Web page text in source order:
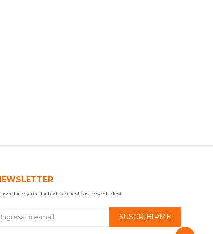
y recibí todas nuestras novedades!
SUSCRIBIRME